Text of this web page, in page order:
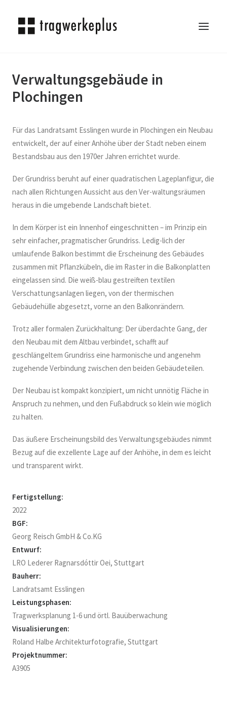
TRAGWERKEPLUS
BLOG
KARRIERE
KONTAKT
SEARCH
Verwaltungsgebäude in
Plochingen
Für das Landratsamt Esslingen wurde in Plochingen ein Neubau
entwickelt, der auf einer Anhöhe über der Stadt neben einem
Bestandsbau aus den 1970er Jahren errichtet wurde.
Der Grundriss beruht auf einer quadratischen Lageplanfigur, die
nach allen Richtungen Aussicht aus den Ver-waltungsräumen
heraus in die umgebende Landschaft bietet.
In dem Körper ist ein Innenhof eingeschnitten – im Prinzip ein
sehr einfacher, pragmatischer Grundriss. Ledig-lich der
umlaufende Balkon bestimmt die Erscheinung des Gebäudes
zusammen mit Pflanzkübeln, die im Raster in die Balkonplatten
eingelassen sind. Die weiß-blau gestreiften textilen
Verschattungsanlagen liegen, von der thermischen
Gebäudehülle abgesetzt, vorne an den Balkonrändern.
Trotz aller formalen Zurückhaltung: Der überdachte Gang, der
den Neubau mit dem Altbau verbindet, schafft auf
geschlängeltem Grundriss eine harmonische und angenehm
zugehende Verbindung zwischen den beiden Gebäudeteilen.
Der Neubau ist kompakt konzipiert, um nicht unnötig Fläche in
Anspruch zu nehmen, und den Fußabdruck so klein wie möglich
zu halten.
Das äußere Erscheinungsbild des Verwaltungsgebäudes nimmt
Bezug auf die exzellente Lage auf der Anhöhe, in dem es leicht
und transparent wirkt.
Fertigstellung:
2022
BGF:
Georg Reisch GmbH & Co.KG
Entwurf:
LRO Lederer Ragnarsdóttir Oei, Stuttgart
Bauherr:
Landratsamt Esslingen
Leistungsphasen:
Tragwerksplanung 1-6 und örtl. Bauüberwachung
Visualisierungen:
Roland Halbe Architekturfotografie, Stuttgart
Projektnummer:
A3905